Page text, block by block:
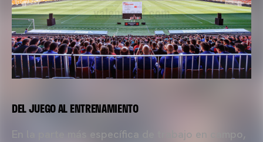
DEL JUEGO AL ENTRENAMIENTO
En la parte más específica de trabajo en campo,